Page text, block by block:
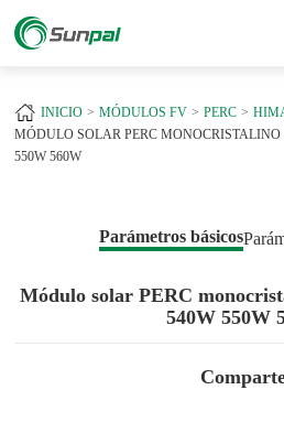
INICIO MÓDULOS FV PERC
MÓDULO SOLAR PERC MONOCRISTALINO
550W 560W
Parámetros básicos
Módulo solar PERC
540W 550W